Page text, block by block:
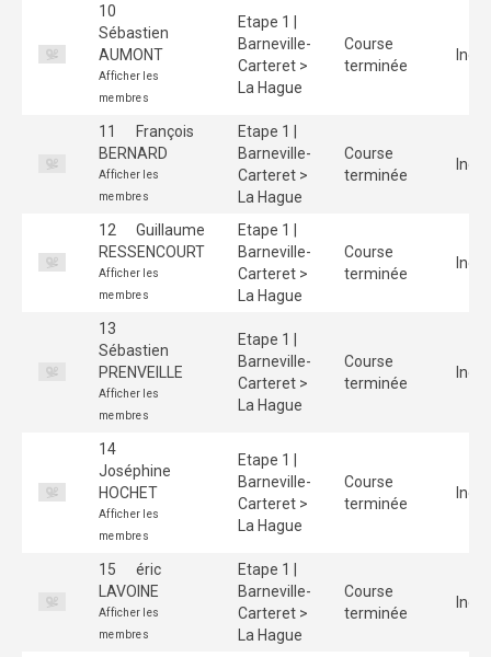
10
Sébastien
AUMONT
Afficher les
membres
Etape 1 |
Barneville-
Carteret >
La Hague
Course
terminée
11
François
BERNARD
Afficher les
membres
Etape 1 |
Barneville-
Carteret >
La Hague
Course
terminée
12
Guillaume
RESSENCOURT
Afficher les
membres
Etape 1 |
Barneville-
Carteret >
La Hague
Course
terminée
13
Sébastien
PRENVEILLE
Afficher les
membres
Etape 1 |
Barneville-
Carteret >
La Hague
Course
terminée
14
Joséphine
HOCHET
Afficher les
membres
Etape 1 |
Barneville-
Carteret >
La Hague
Course
terminée
15
éric
LAVOINE
Afficher les
membres
Etape 1 |
Barneville-
Carteret >
La Hague
Course
terminée